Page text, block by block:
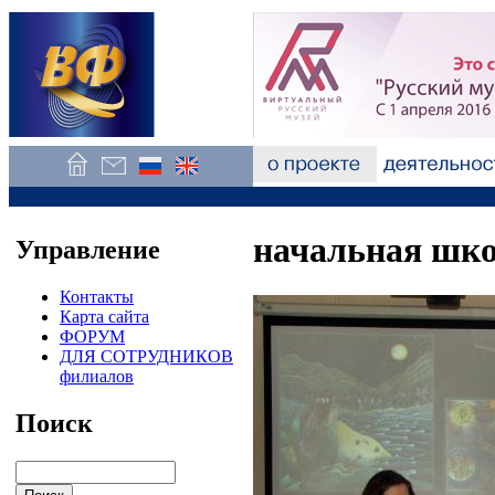
Управление
Контакты
Карта сайта
ФОРУМ
ДЛЯ СОТРУДНИКОВ
филиалов
Поиск
начальная